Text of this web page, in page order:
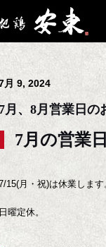
月 9, 2024
7月、8月営業日の
7月の営業
15(月・祝)は休業します
日曜定休。